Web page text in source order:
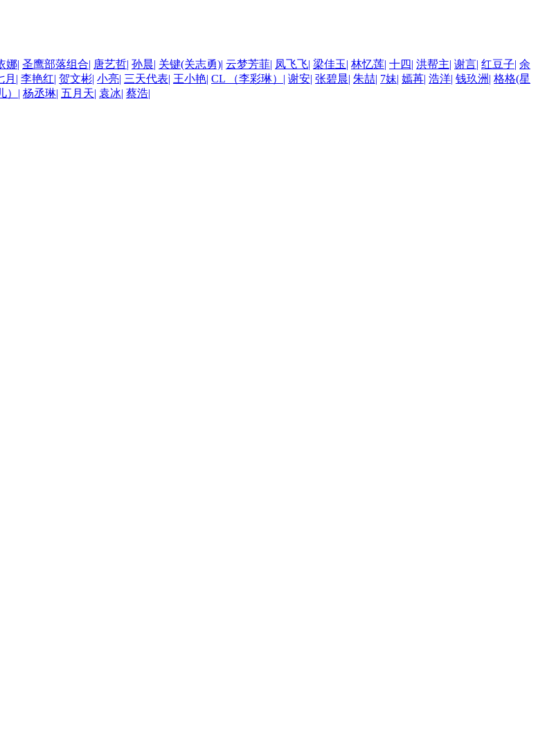
娜| 圣鹰部落组合| 唐艺哲| 孙晨| 关键(关志勇)| 云梦芳菲| 凤飞飞| 梁佳玉| 林忆莲| 十四| 洪帮主| 谢言| 红豆子| 余
月 | 李艳红| 贺文彬| 小亮| 三天代表| 王小艳| CL （李彩琳） | 谢安| 张碧晨| 朱喆| 7妹| 嫣苒| 浩洋| 钱玖洲 | 格格(星
） | 杨丞琳| 五月天| 袁冰| 蔡浩|